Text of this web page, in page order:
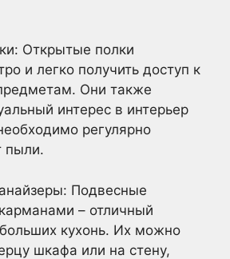
Открытые полки
и легко получить доступ к
Они также
интерес в интерьер
регулярно
пыли.
Подвесные
– отличный
кухонь. Их можно
шкафа или на стену,